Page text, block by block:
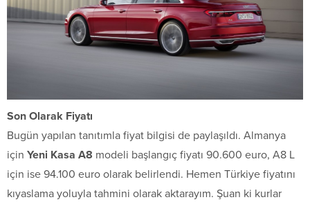
Son Olarak Fiyatı
Bugün yapılan tanıtımla fiyat bilgisi de paylaşıldı. Almanya
için Yeni Kasa A8 modeli başlangıç fiyatı 90.600 euro, A8 L
için ise 94.100 euro olarak belirlendi. Hemen Türkiye fiyatını
kıyaslama yoluyla tahmini olarak aktarayım. Şuan ki kurlar